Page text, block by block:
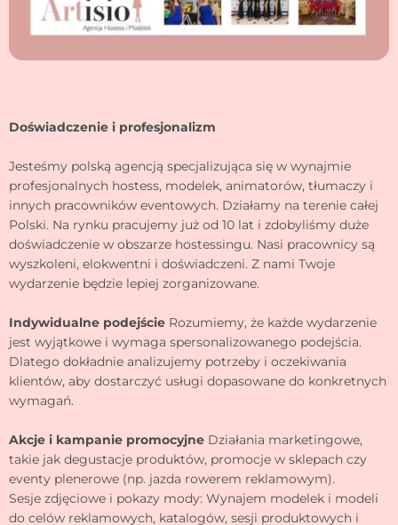
Doświadczenie i profesjonalizm
Jesteśmy polską agencją specjalizująca się w wynajmie
profesjonalnych hostess, modelek, animatorów, tłumaczy i
innych pracowników eventowych. Działamy na terenie całej
Polski. Na rynku pracujemy już od 10 lat i zdobyliśmy duże
doświadczenie w obszarze hostessingu. Nasi pracownicy są
wyszkoleni, elokwentni i doświadczeni. Z nami Twoje
wydarzenie będzie lepiej zorganizowane.
Indywidualne podejście Rozumiemy, że każde wydarzenie
jest wyjątkowe i wymaga spersonalizowanego podejścia.
Dlatego dokładnie analizujemy potrzeby i oczekiwania
klientów, aby dostarczyć usługi dopasowane do konkretnych
wymagań.
Akcje i kampanie promocyjne Działania marketingowe,
takie jak degustacje produktów, promocje w sklepach czy
eventy plenerowe (np. jazda rowerem reklamowym).
Sesje zdjęciowe i pokazy mody: Wynajem modelek i modeli
do celów reklamowych, katalogów, sesji produktowych i